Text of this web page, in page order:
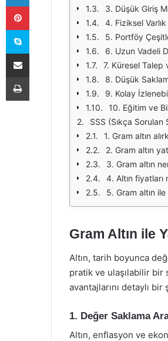
3. Düşük Giriş
4. Fiziksel Varlık
5. Portföy
6. Uzun Vadeli
7. Küresel Talep
8. Düşük
9. Kolay
10. Eğitim ve
SSS (Sıkça Sorulan
1. Gram altın
2. Gram altın
3. Gram altın
4. Altın fiyatları
5. Gram altın
Gram Altın ile
Altın, tarih boyunca
pratik ve ulaşılabilir bir
avantajlarını detaylı
1. Değer Saklama
Altın, enflasyon ve
Pinterest
Skype
E-Posta ile paylaş